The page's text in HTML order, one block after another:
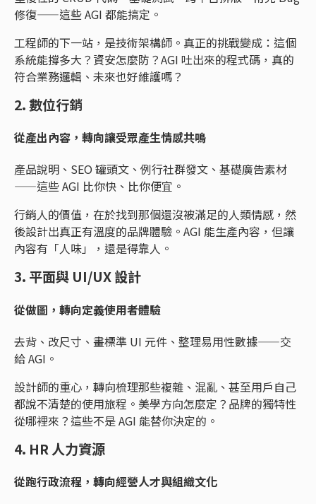
修復——這些 AGI 都能搞定。
工程師的下一站，是技術架構師。真正的挑戰變成：這個
系統能撐多大？資安怎麼防？AGI 吐出來的程式碼，真的
符合業務邏輯、未來也好維護嗎？
2. 數位行銷
從產出內容，轉向讓受眾產生情感共鳴
產品說明、SEO 罐頭文、例行社群發文、基礎廣告素材
——這些 AGI 比你快、比你便宜。
行銷人的價值，在於找到那個還沒被滿足的人類情感，然
後設計出真正有溫度的品牌體驗。AGI 能生產內容，但讓
內容有「人味」，還是得靠人。
3. 平面與 UI/UX 設計
從做圖，轉向定義使用者體驗
去背、改尺寸、畫標準 UI 元件、整理易用性數據——交
給 AGI。
設計師的重心，轉向梳理那些複雜、混亂、甚至用戶自己
都說不清楚的使用旅程。美學方向怎麼定？品牌的獨特性
從哪裡來？這些不是 AGI 能替你決定的。
4. HR 人力資源
從跑行政流程，轉向經營人才與組織文化